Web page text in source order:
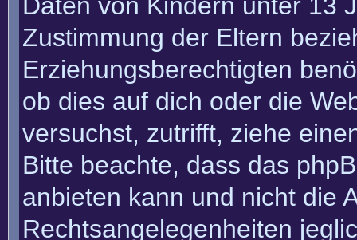
Zustimmung der Eltern
Erziehungsberechtigten
ob dies auf dich oder die
versuchst, zutrifft, ziehe
Bitte beachte, dass das
anbieten kann und nicht die
Rechtsangelegenheiten